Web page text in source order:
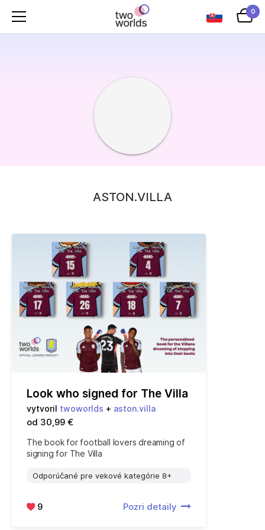
0
ASTON.VILLA
Look who signed for The Villa
vytvoril twoworlds + aston.villa
od 30,99 €
The book for football lovers dreaming of
signing for The Villa
Odporúčané pre vekové kategórie 8+
9 Pozri detaily